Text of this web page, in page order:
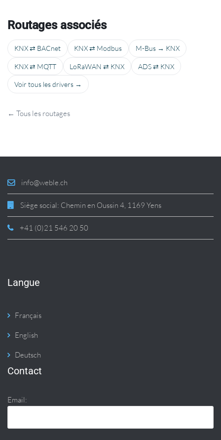
Routages associés
KNX ⇄ BACnet KNX ⇄ Modbus M-Bus → KNX
KNX ⇄ MQTT LoRaWAN ⇄ KNX ADS ⇄ KNX
Voir tous les drivers →
← Tous les routages
info@weble.ch
Siège social: Chemin en Oussin 4, 1169 Yens
+41 (0)21 546 20 50
Langue
Français
English
Deutsch
Contact
Email: